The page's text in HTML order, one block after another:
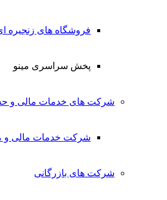
فروشگاه های زنجیره
پخش سراسری مینو
شرکت های خدمات مالی و
شرکت خدمات مالی و
شرکت های بازرگانی